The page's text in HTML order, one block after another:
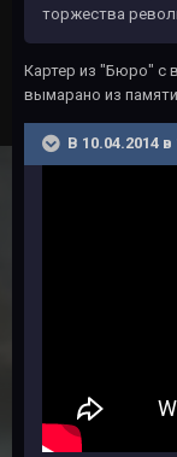
торжества
Картер из "Бюро" с
вымарано из
В 10.04.2014